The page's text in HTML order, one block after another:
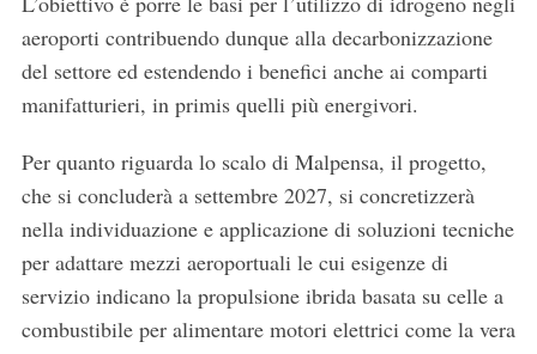
aeroporti contribuendo dunque alla decarbonizzazione
del settore ed estendendo i benefici anche ai comparti
manifatturieri, in primis quelli più energivori.
Per quanto riguarda lo scalo di Malpensa, il progetto,
che si concluderà a settembre 2027, si concretizzerà
nella individuazione e applicazione di soluzioni tecniche
per adattare mezzi aeroportuali le cui esigenze di
servizio indicano la propulsione ibrida basata su celle a
combustibile per alimentare motori elettrici come la vera